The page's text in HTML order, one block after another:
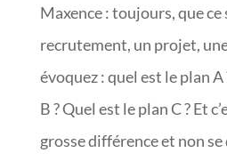
Maxence : toujours, que ce
recrutement, un projet,
évoquez : quel est le plan
B ? Quel est le plan C ? Et
grosse différence et non se